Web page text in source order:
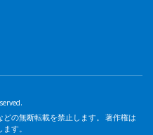
の無断転載を禁止します。 著作権は
す。